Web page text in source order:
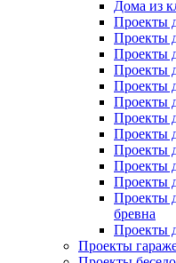
Дома из
Проекты
Проекты
Проекты
Проекты
Проекты
Проекты
Проекты
Проекты
Проекты
Проекты
Проекты
Проекты
бревна
Проекты
Проекты